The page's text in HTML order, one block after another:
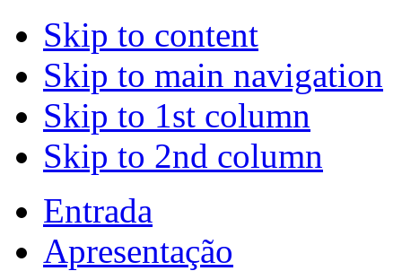
Skip to content
Skip to main navigation
Skip to 1st column
Skip to 2nd column
Entrada
Apresentação